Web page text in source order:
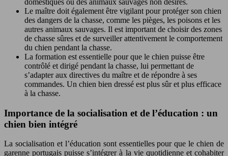
Le maître doit également être vigilant pour protéger son chien
des dangers de la chasse, comme les pièges, les poisons et les
autres animaux sauvages. Il est important de choisir des zones
de chasse sûres et de surveiller attentivement le comportement
du chien pendant la chasse.
La formation est essentielle pour que le chien puisse être
contrôlé et dirigé pendant la chasse, lui permettant de
s’adapter aux directives du maître et de répondre à ses
commandes. Un chien bien dressé est plus sûr et plus efficace
à la chasse.
Importance de la socialisation et de l’éducation : un
chien bien intégré
La socialisation et l’éducation sont essentielles pour que le chien de
garenne portugais puisse s’intégrer à la vie quotidienne et cohabiter